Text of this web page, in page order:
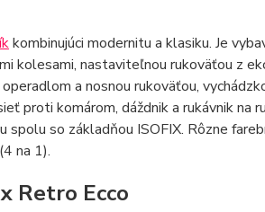
kombinujúci modernitu a klasiku. Je
kolesami, nastaviteľnou rukoväťou z
a nosnou rukoväťou,
proti komárom, dáždnik a rukávnik na
spolu so základňou ISOFIX. Rôzne
na 1).
Retro Ecco